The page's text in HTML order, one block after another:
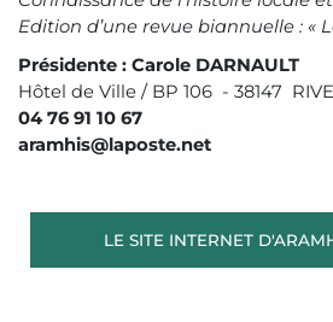
Edition d’une revue biannuelle : «
Présidente : Carole DARNAULT
Hôtel de Ville / BP 106 - 38147
04 76 91 10 67
aramhis@laposte.net
LE SITE INTERNET